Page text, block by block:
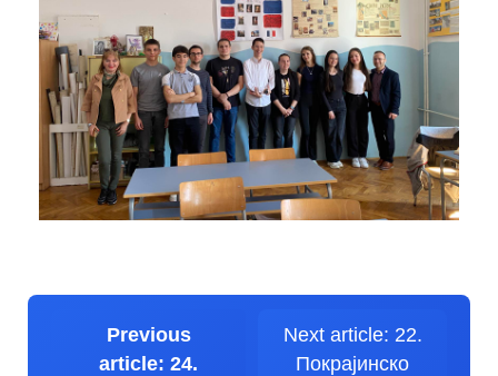
Previous
article: 24.
Next article: 22.
Покрајинско